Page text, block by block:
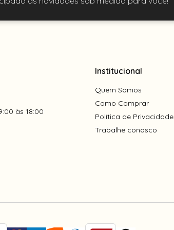
às 18:00
Institucional
Quem Somos
Como Comprar
Política de Privacidade
Trabalhe conosco